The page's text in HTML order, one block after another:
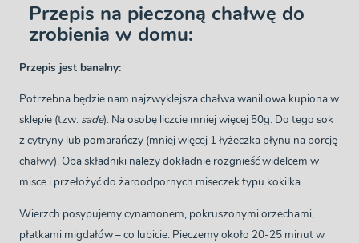
Przepis na pieczoną chałwę do
zrobienia w domu:
Przepis jest banalny:
Potrzebna będzie nam najzwyklejsza chałwa waniliowa kupiona w
sklepie (tzw. sade). Na osobę liczcie mniej więcej 50g. Do tego sok
z cytryny lub pomarańczy (mniej więcej 1 łyżeczka płynu na porcję
chałwy). Oba składniki należy dokładnie rozgnieść widelcem w
misce i przełożyć do żaroodpornych miseczek typu kokilka.
Wierzch posypujemy cynamonem, pokruszonymi orzechami,
płatkami migdałów – co lubicie. Pieczemy około 20-25 minut w